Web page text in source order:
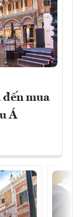
mua
Á